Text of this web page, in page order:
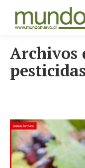
Archivos
pesticidas